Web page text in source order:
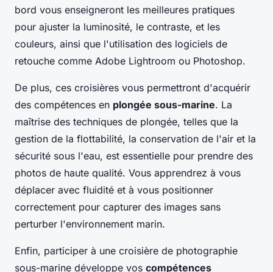
bord vous enseigneront les meilleures pratiques
pour ajuster la luminosité, le contraste, et les
couleurs, ainsi que l'utilisation des logiciels de
retouche comme Adobe Lightroom ou Photoshop.
De plus, ces croisières vous permettront d'acquérir
des compétences en plongée sous-marine. La
maîtrise des techniques de plongée, telles que la
gestion de la flottabilité, la conservation de l'air et la
sécurité sous l'eau, est essentielle pour prendre des
photos de haute qualité. Vous apprendrez à vous
déplacer avec fluidité et à vous positionner
correctement pour capturer des images sans
perturber l'environnement marin.
Enfin, participer à une croisière de photographie
sous-marine développe vos compétences